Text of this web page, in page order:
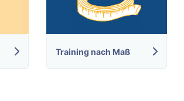
Training nach Maß